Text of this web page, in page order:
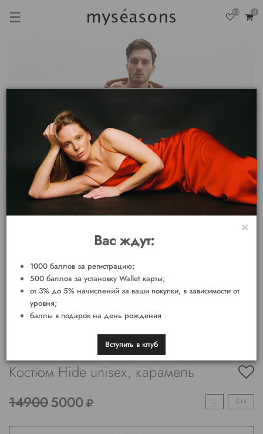
☰ 92 0
Костюм Hide unisex, карамель
149005000 L S-M
×
Вас ждут:
1000 баллов за регистрацию;
500 баллов за установку Wallet карты;
от 3% до 5% начислений за ваши покупки, в зависимости от
уровня;
баллы в подарок на день рождения
Вступить в клуб